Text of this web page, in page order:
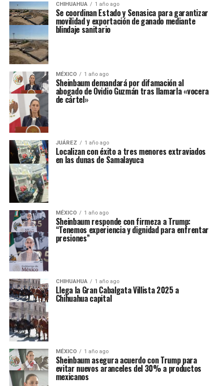
CHIHUAHUA 1 año ago
Se coordinan Estado y Senasica para garantizar
movilidad y exportación de ganado mediante
blindaje sanitario
MÉXICO 1 año ago
Sheinbaum demandará por difamación al
abogado de Ovidio Guzmán tras llamarla «vocera
de cártel»
JUÁREZ 1 año ago
Localizan con éxito a tres menores extraviados
en las dunas de Samalayuca
MÉXICO 1 año ago
Sheinbaum responde con firmeza a Trump:
“Tenemos experiencia y dignidad para enfrentar
presiones”
CHIHUAHUA 1 año ago
Llega la Gran Cabalgata Villista 2025 a
Chihuahua capital
MÉXICO 1 año ago
Sheinbaum asegura acuerdo con Trump para
evitar nuevos aranceles del 30% a productos
mexicanos